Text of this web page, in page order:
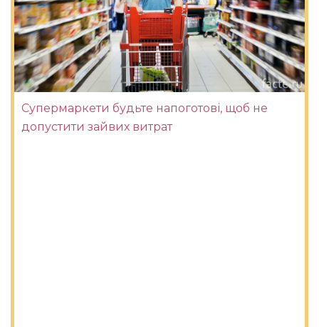
Супермаркети будьте напоготові, щоб не
допустити зайвих витрат